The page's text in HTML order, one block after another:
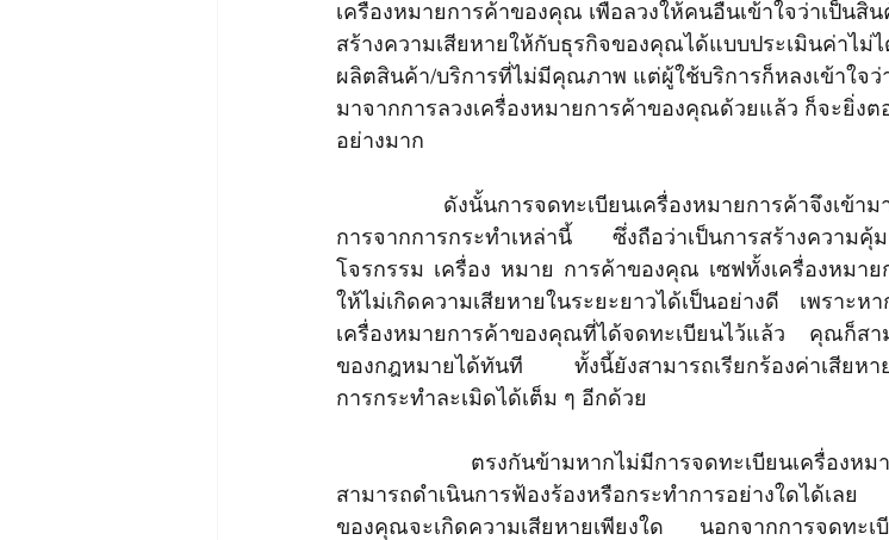
เครื่องหมายการค้าของคุณ เพื่อลวงให้คนอื่นเข้าใจว่าเป็นสิ
สร้างความเสียหายให้กับธุรกิจของคุณได้แบบประเมินค่าไม่ไ
ผลิตสินค้า/บริการที่ไม่มีคุณภาพ แต่ผู้ใช้บริการก็หลงเข้าใจ
มาจากการลวงเครื่องหมายการค้าของคุณด้วยแล้ว ก็จะยิ่ง
อย่างมาก
การจากการกระทำเหล่านี้ ซึ่งถือว่าเป็นการสร้างความคุ้
โจรกรรม เครื่อง หมาย การค้าของคุณ เซฟทั้งเครื่องหมา
ให้ไม่เกิดความเสียหายในระยะยาวได้เป็นอย่างดี เพราะหา
เครื่องหมายการค้าของคุณที่ได้จดทะเบียนไว้แล้ว คุณก็สา
ของกฎหมายได้ทันที ทั้งนี้ยังสามารถเรียกร้องค่าเสียหาย
การกระทำละเมิดได้เต็ม ๆ อีกด้วย
สามารถดำเนินการฟ้องร้องหรือกระทำการอย่างใดได้เลย
ของคุณจะเกิดความเสียหายเพียงใด นอกจากการจดทะเ